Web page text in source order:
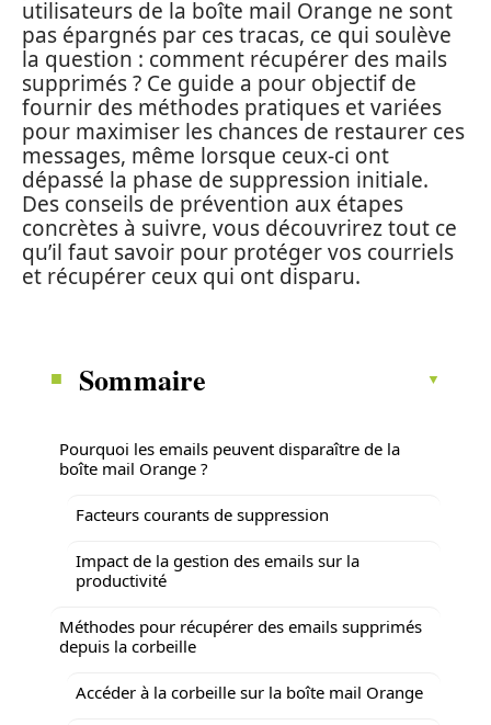
utilisateurs de la boîte mail Orange ne sont
pas épargnés par ces tracas, ce qui soulève
la question : comment récupérer des mails
supprimés ? Ce guide a pour objectif de
fournir des méthodes pratiques et variées
pour maximiser les chances de restaurer ces
messages, même lorsque ceux-ci ont
dépassé la phase de suppression initiale.
Des conseils de prévention aux étapes
concrètes à suivre, vous découvrirez tout ce
qu’il faut savoir pour protéger vos courriels
et récupérer ceux qui ont disparu.
Sommaire
Pourquoi les emails peuvent disparaître de la
boîte mail Orange ?
Facteurs courants de suppression
Impact de la gestion des emails sur la
productivité
Méthodes pour récupérer des emails supprimés
depuis la corbeille
Accéder à la corbeille sur la boîte mail Orange